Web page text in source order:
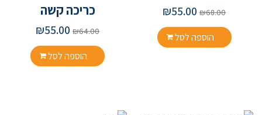
₪68.00
₪55.00
הוספה לסל
כריכה קשה
₪64.00
₪55.00
הוספה לסל